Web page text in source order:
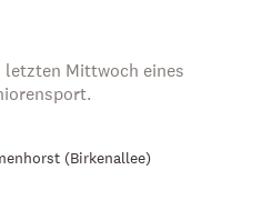
Mittwoch eines
(Birkenallee)